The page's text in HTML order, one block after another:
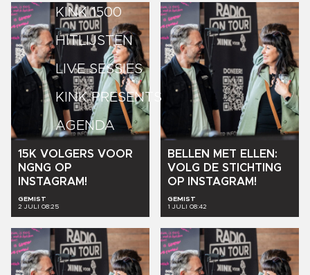
KINK 1500
HITLIJSTEN
LIVE SESSIES
KINK PRESENTS
AGENDA
15K VOLGERS VOOR
NGNG OP
INSTAGRAM!
GEMIST
2 JULI 08:25
BELLEN MET ELLEN:
VOLG DE STICHTING
OP
INSTAGRAM!
GEMIST
1 JULI 08:42